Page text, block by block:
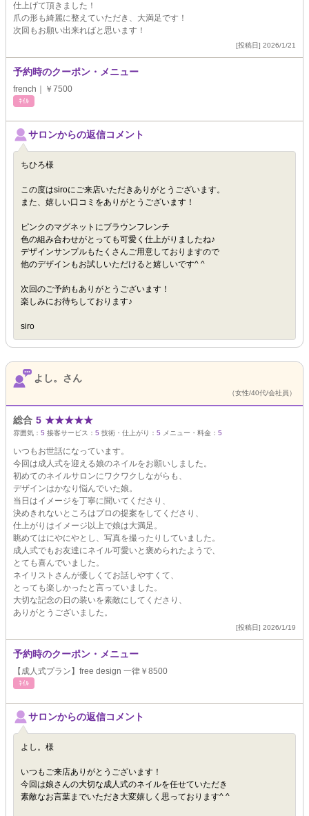
仕上げて頂きました！
爪の形も綺麗に整えていただき、大満足です！
次回もお願い出来ればと思います！
[投稿日] 2026/1/21
予約時のクーポン・メニュー
french｜￥7500
ﾈｲﾙ
サロンからの返信コメント
ちひろ様
この度はsiroにご来店いただきありがとうございます。
また、嬉しい口コミをありがとうございます！
ピンクのマグネットにブラウンフレンチ
色の組み合わせがとっても可愛く仕上がりましたね♪
デザインサンプルもたくさんご用意しておりますので
他のデザインもお試しいただけると嬉しいです^ ^
次回のご予約もありがとうございます！
楽しみにお待ちしております♪
siro
よし。さん
（女性/40代/会社員）
総合 5 ★★★★★
雰囲気： 5 接客サービス： 5 技術・仕上がり： 5 メニュー・料金： 5
いつもお世話になっています。
今回は成人式を迎える娘のネイルをお願いしました。
初めてのネイルサロンにワクワクしながらも、
デザインはかなり悩んでいた娘。
当日はイメージを丁寧に聞いてくださり、
決めきれないところはプロの提案をしてくださり、
仕上がりはイメージ以上で娘は大満足。
眺めてはにやにやとし、写真を撮ったりしていました。
成人式でもお友達にネイル可愛いと褒められたようで、
とても喜んでいました。
ネイリストさんが優しくてお話しやすくて、
とっても楽しかったと言っていました。
大切な記念の日の装いを素敵にしてくださり、
ありがとうございました。
[投稿日] 2026/1/19
予約時のクーポン・メニュー
【成人式プラン】free design 一律￥8500
ﾈｲﾙ
サロンからの返信コメント
よし。様
いつもご来店ありがとうございます！
今回は娘さんの大切な成人式のネイルを任せていただき
素敵なお言葉までいただき大変嬉しく思っております^ ^